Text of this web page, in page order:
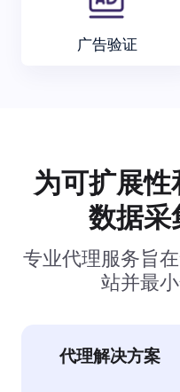
广告验证
为可扩展
数据采
专业代理服务旨
站并最
代理解决方案